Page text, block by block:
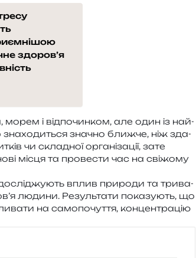
здоров’я
і від­по­чин­ком, але один із най­
зна­чно ближ­че, ніж зда­
чи скла­дної орга­ні­за­ції, зате
місця та про­ве­сти час на сві­жо­му
вплив при­ро­ди та три­ва­
люди­ни. Результати пока­зу­ють, що
на само­по­чу­т­тя, кон­цен­тра­цію